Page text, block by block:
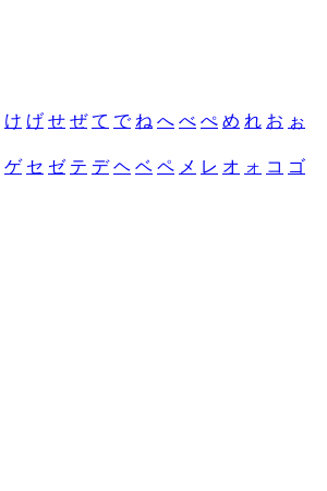
け げ せ ぜ て で ね へ べ ぺ め れ お ぉ
ゲ セ ゼ テ デ ヘ ベ ペ メ レ オ ォ コ ゴ